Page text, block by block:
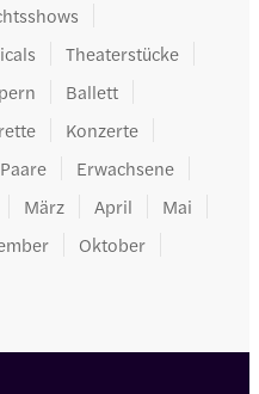
Theaterstücke
Ballett
Konzerte
Paare
Erwachsene
März April
Mai
Oktober